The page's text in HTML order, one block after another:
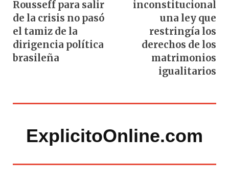
Rousseff para salir
de la crisis no pasó
el tamiz de la
dirigencia política
brasileña
inconstitucional
una ley que
restringía los
derechos de los
matrimonios
igualitarios
ExplicitoOnline.com